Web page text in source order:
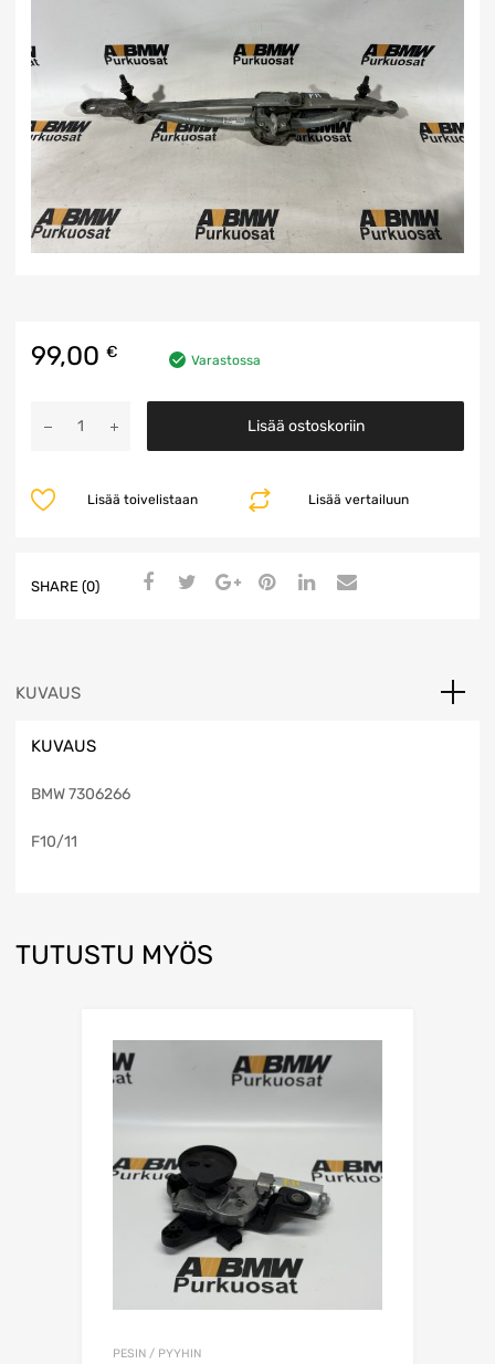
99,00 € Varastossa
määrä
Lisää ostoskoriin
Lisää vertailuun
Lisää toivelistaan
SHARE (0)
KUVAUS
KUVAUS
BMW 7306266
F10/11
TUTUSTU MYÖS
PESIN / PYYHIN